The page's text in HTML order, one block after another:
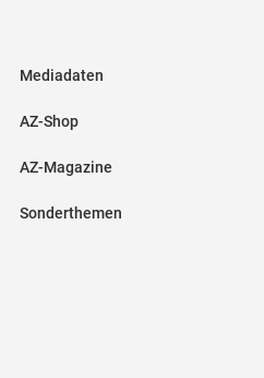
Mediadaten
AZ-Shop
AZ-Magazine
Sonderthemen